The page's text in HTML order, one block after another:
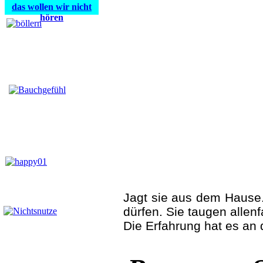
Jagt sie aus dem
dürfen. Sie taugen
Die Erfahrung hat es an
das wollen wir nicht
hören